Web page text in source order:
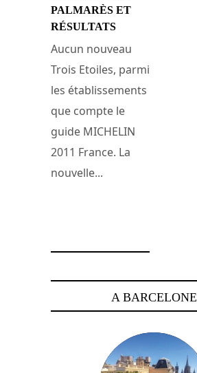
PALMARÈS ET
RÉSULTATS
Aucun nouveau
Trois Etoiles, parmi
les établissements
que compte le
guide MICHELIN
2011 France. La
nouvelle...
A BARCELONE